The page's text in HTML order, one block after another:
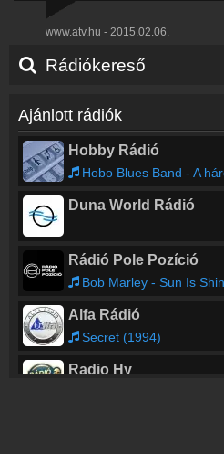
www.atv.hu - 2015.02.06.
Rádiókereső
Ajánlott rádiók
Hobby Rádió
Hobo Blues Band - A
Duna World Rádió
Rádió Pole Pozíció
Bob Marley - Sun Is
Alfa Rádió
Secret (1994)
Radio Hy